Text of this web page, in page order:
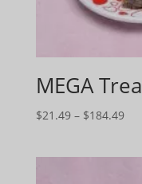
MEGA
$21.49 – $184.49